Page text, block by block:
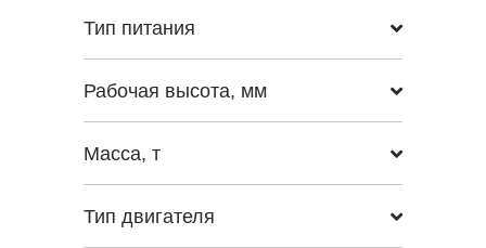
Тип питания
Рабочая высота, мм
Масса, т
Тип двигателя